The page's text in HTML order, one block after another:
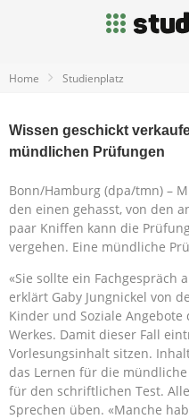
Home Studienplatz
Wissen geschickt
mündlichen Prüfungen
Bonn/Hamburg (dpa/tmn) –
den einen gehasst, von den
paar Kniffen kann die
vergehen. Eine mündliche
«Sie sollte ein Fachgespräch
erklärt Gaby Jungnickel von
Kinder und Soziale
Werkes. Damit dieser Fall
Vorlesungsinhalt sitzen.
das Lernen für die
für den schriftlichen Test.
Sprechen üben. «Manche